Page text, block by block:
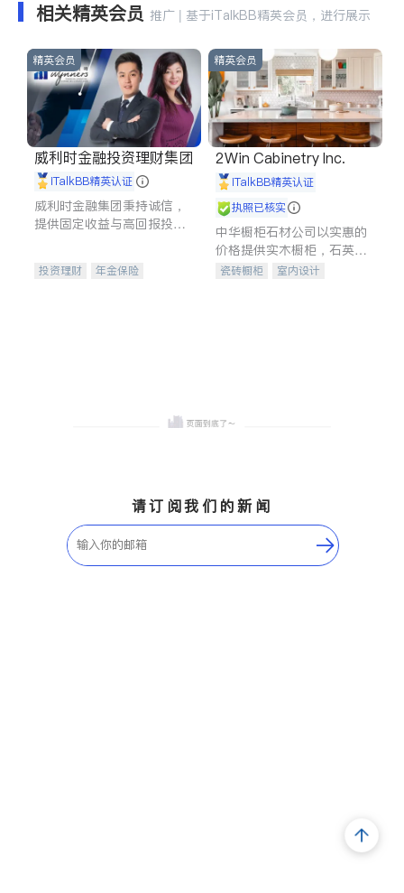
相关精英会员 推广 | 基于iTalkBB精英会员，进行展示
精英会员
威利时金融投资理财集团
iTalkBB精英认证
威利时金融集团秉持诚信，
提供固定收益与高回报投资
合，助力客户实现目标
投资理财
年金保险
精英会员
2Win Cabinetry Inc.
iTalkBB精英认证
执照已核实
中华橱柜石材公司以实惠的
价格提供实木橱柜，石英石
台面，多种优质不锈钢水
瓷砖橱柜
室内设计
请订阅我们的新闻